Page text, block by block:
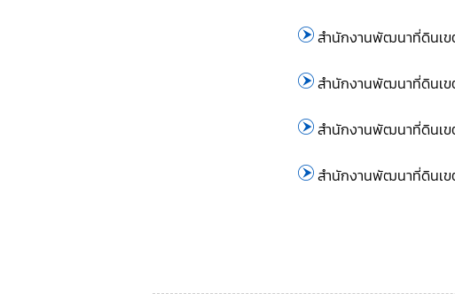
สำนักงานพัฒนาที่ดินเข
สำนักงานพัฒนาที่ดินเข
สำนักงานพัฒนาที่ดินเข
สำนักงานพัฒนาที่ดินเข